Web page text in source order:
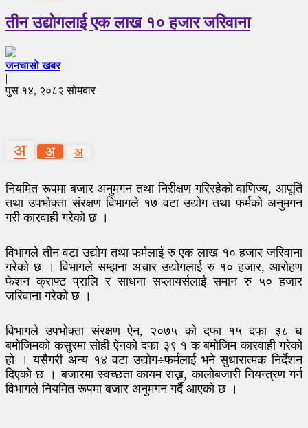
तीन उद्योगलाई एक लाख १० हजार जरिवाना
जनचासो खबर
|
पुस १४, २०८२ सोमबार
अ अ अ
नियमित रूपमा बजार अनुमगन तथा निरीक्षण गरिरहेको वाणिज्य, आपूर्ति
तथा उपभोक्ता संरक्षण विभागले १७ वटा उद्योग तथा फर्मको अनुमगन
गरी कारवाही गरेको छ ।
विभागले तीन वटा उद्योग तथा फर्मलाई रु एक लाख १० हजार जरिवाना
गरेको छ । विभागले सम्झना अचार उद्योगलाई रु १० हजार, आरोहण
फेशन क्राफ्ट प्रालि र साधना सप्लायर्सलाई समान रु ५० हजार
जरिवाना गरेको छ ।
विभागले उपभोक्ता संरक्षण ऐन, २०७५ को दफा १५ दफा ३८ घ
बमोजिमको कसुरमा सोही ऐनको दफा ३९ १ क बमोजिम कारवाही गरेको
हो । यसैगरी अन्य १४ वटा उद्योग÷फर्मलाई भने सुधारात्मक निर्देशन
दिएको छ । बजारमा स्वच्छता कायम राख्न, कालोबजारी नियन्त्रण गर्न
विभागले नियमित रूपमा बजार अनुमगन गर्दै आएको छ ।